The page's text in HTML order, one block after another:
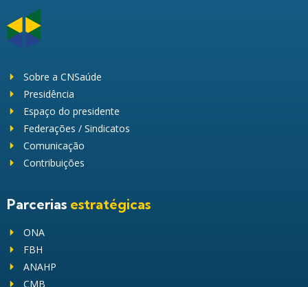
Sobre a CNSaúde
Presidência
Espaço do presidente
Federações / Sindicatos
Comunicação
Contribuições
Parcerias estratégicas
ONA
FBH
ANAHP
CMB